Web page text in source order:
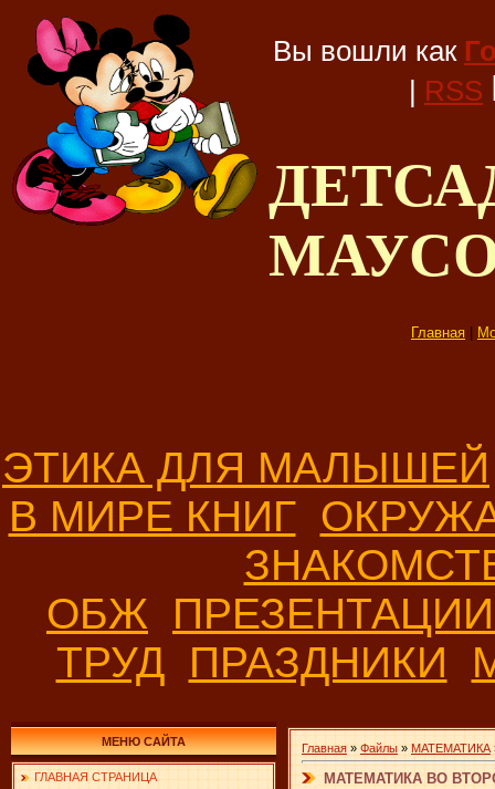
Вы вошли как
| RSS
Главная
ЭТИКА ДЛЯ МАЛЫШЕЙ
В МИРЕ КНИГ
ОБЖ
ТРУД ПРАЗДНИКИ
МЕНЮ САЙТА
ГЛАВНАЯ СТРАНИЦА
Главная » Файлы » МАТЕМАТИКА
МАТЕМАТИКА ВО